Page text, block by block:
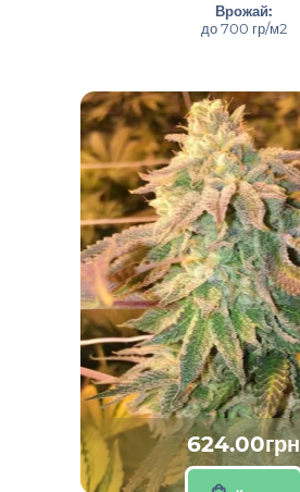
Врожай:
до 700 гр/м2
624.00грн